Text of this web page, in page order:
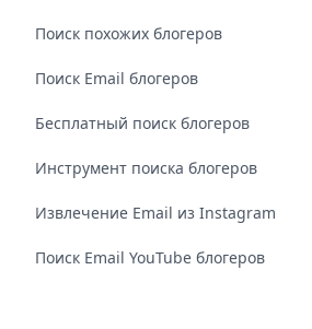
Поиск похожих блогеров
Поиск Email блогеров
Бесплатный поиск блогеров
Инструмент поиска блогеров
Извлечение Email из Instagram
Поиск Email YouTube блогеров